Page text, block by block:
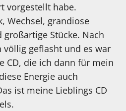
vorgestellt habe.
Wechsel, grandiose
Stücke. Nach
völlig geflasht und es war
CD, die ich dann für mein
Energie auch
ist meine Lieblings CD